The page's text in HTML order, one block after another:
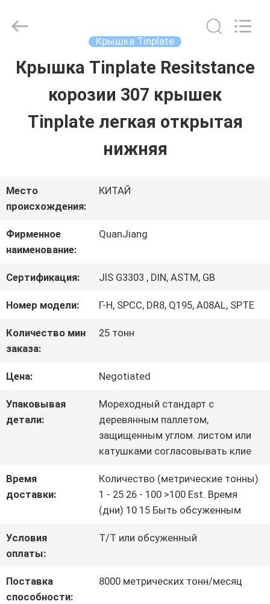
ДОМ
ПРОДУКТЫ
О
НАС
ПУТЕШЕСТВИЕ
ФАБРИКИ
ПРОВЕРКА
КАЧЕСТВА
СВЯЖИТЕСЬ
НОВОСТИ
СЛУЧАИ
СПРОСИТЕ
METAL
Крышка Tinplate
Крышка Tinplate Resitstance
корозии 307 крышек
Tinplate легкая открытая
нижняя
Место
происхождения:
КИТАЙ
Фирменное
наименование:
QuanJiang
Сертификация: JIS G3303 , DIN, ASTM, GB
Номер модели: Г-Н, SPCC, DR8, Q195, A08AL, SPTE
Количество мин
заказа:
25 тонн
Цена: Negotiated
Упаковывая
детали:
Мореходный стандарт с
деревянным паллетом,
защищенным углом. листом или
катушками согласовывать клие
Время
доставки:
Количество (метрические тонны)
1 - 25 26 - 100 >100 Est. Время
(дни) 10 15 Быть обсуженным
Условия
оплаты:
T/T или обсуженный
Поставка
способности:
8000 метрических тонн/месяц